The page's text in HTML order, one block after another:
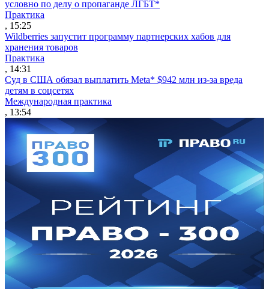
условно по делу о пропаганде ЛГБТ*
Практика
, 15:25
Wildberries запустит программу партнерских хабов для
хранения товаров
Практика
, 14:31
Суд в США обязал выплатить Meta* $942 млн из-за вреда
детям в соцсетях
Международная практика
, 13:54